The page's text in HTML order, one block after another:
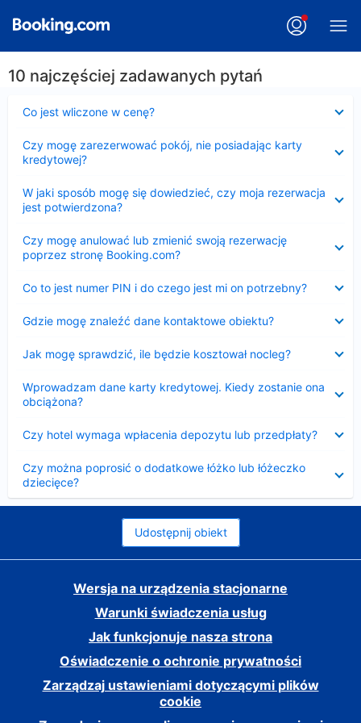
10 najczęściej zadawanych pytań
Co jest wliczone w cenę?
Czy mogę zarezerwować pokój, nie posiadając karty
kredytowej?
W jaki sposób mogę się dowiedzieć, czy moja rezerwacja
jest potwierdzona?
Czy mogę anulować lub zmienić swoją rezerwację
poprzez stronę Booking.com?
Co to jest numer PIN i do czego jest mi on potrzebny?
Gdzie mogę znaleźć dane kontaktowe obiektu?
Jak mogę sprawdzić, ile będzie kosztował nocleg?
Wprowadzam dane karty kredytowej. Kiedy zostanie ona
obciążona?
Czy hotel wymaga wpłacenia depozytu lub przedpłaty?
Czy można poprosić o dodatkowe łóżko lub łóżeczko
dziecięce?
Udostępnij obiekt
Wersja na urządzenia stacjonarne
Warunki świadczenia usług
Jak funkcjonuje nasza strona
Oświadczenie o ochronie prywatności
Zarządzaj ustawieniami dotyczącymi plików
cookie